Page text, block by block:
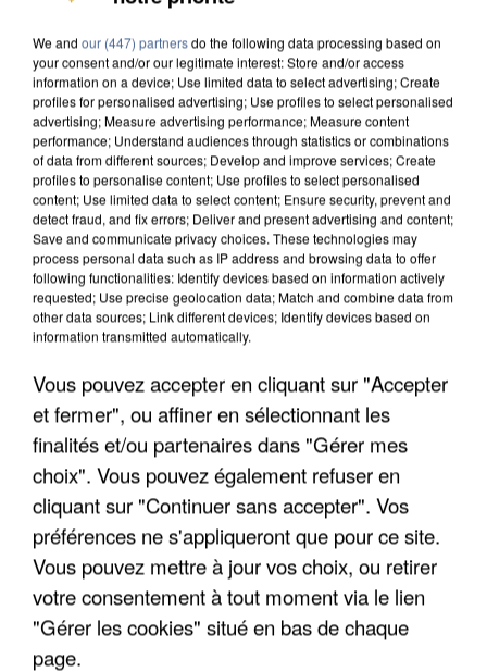
UN SECOND CADRE DE LA DZ MAFIA
INTERPELLÉ EN ALGÉRIE
We and our (447) partnersdo the following data processing based on
your consent and/or our legitimate interest: Store and/or access
information on a device; Use limited data to select advertising; Create
profiles for personalised advertising; Use profiles to select personalised
advertising; Measure advertising performance; Measure content
performance; Understand audiences through statistics or combinations
of data from different sources; Develop and improve services; Create
profiles to personalise content; Use profiles to select personalised
content; Use limited data to select content; Ensure security, prevent and
detect fraud, and fix errors; Deliver and present advertising and content;
Save and communicate privacy choices. These technologies may
process personal data such as IP address and browsing data to offer
following functionalities: Identify devices based on information actively
requested; Use precise geolocation data; Match and combine data from
other data sources; Link different devices; Identify devices based on
information transmitted automatically.
Vous pouvez accepter en cliquant sur "Accepter
et fermer", ou affiner en sélectionnant les
finalités et/ou partenaires dans "Gérer mes
choix". Vous pouvez également refuser en
cliquant sur "Continuer sans accepter". Vos
préférences ne s'appliqueront que pour ce site.
Vous pouvez mettre à jour vos choix, ou retirer
votre consentement à tout moment via le lien
"Gérer les cookies" situé en bas de chaque
page.